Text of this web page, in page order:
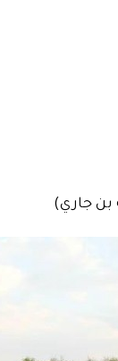
بن جاري)